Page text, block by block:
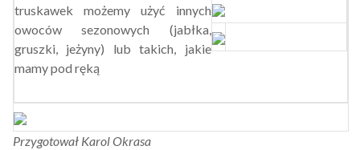
truskawek możemy użyć innych
owoców sezonowych (jabłka,
gruszki, jeżyny) lub takich, jakie
mamy pod ręką
Przygotował Karol Okrasa